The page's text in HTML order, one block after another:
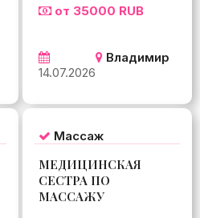
от 35000 RUB
14.07.2026
Владимир
Массаж
МЕДИЦИНСКАЯ
СЕСТРА ПО
МАССАЖУ